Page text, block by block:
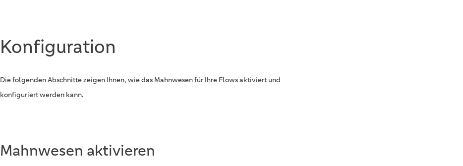
Konfiguration
Die folgenden Abschnitte zeigen Ihnen, wie das Mahnwesen für Ihre Flows aktiviert und
konfiguriert werden kann.
Mahnwesen aktivieren